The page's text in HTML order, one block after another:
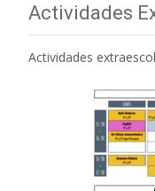
Actividades
Actividades